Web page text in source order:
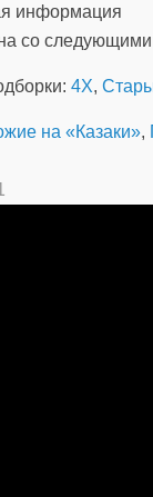
информация
со
4X,
на «Казаки»,